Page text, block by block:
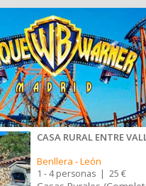
CASA RURAL ENTRE
Benllera -León
1 - 4 personas | 25 €